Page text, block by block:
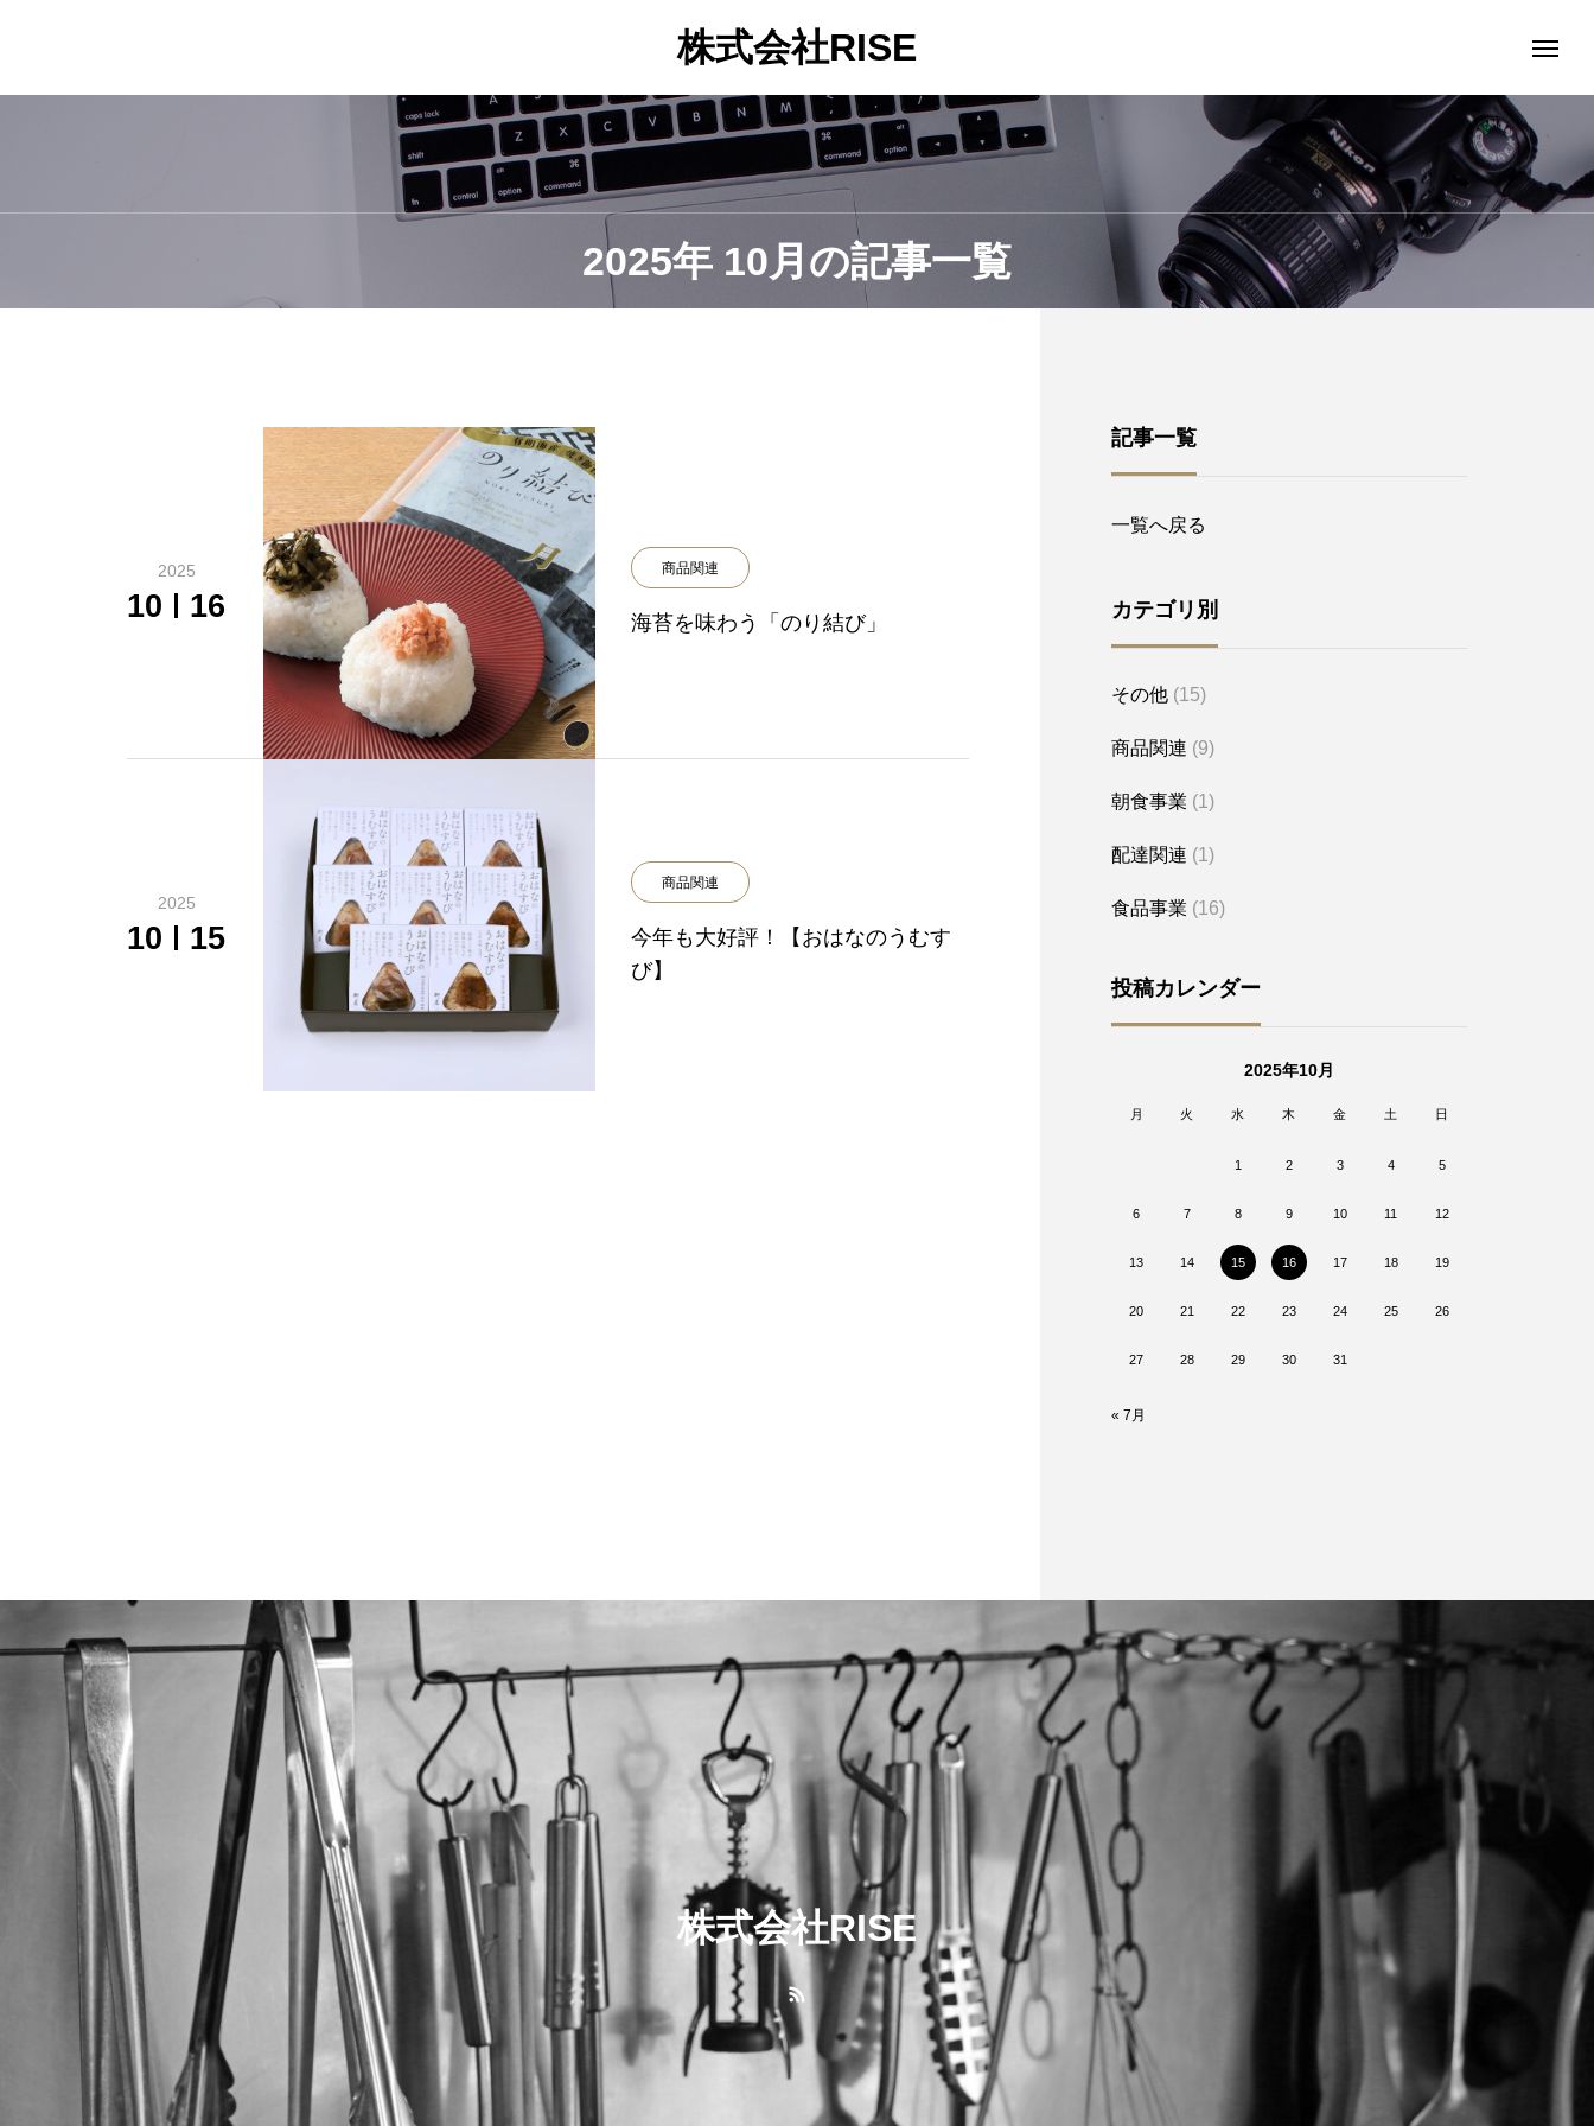
株式会社RISE
2025年 10月の記事一覧
2025
10 16
商品関連
海苔を味わう「のり結び」
2025
10 15
商品関連
今年も大好評！【おはなのうむす
び】
記事一覧
一覧へ戻る
カテゴリ別
その他 (15)
商品関連 (9)
朝食事業 (1)
配達関連 (1)
食品事業 (16)
投稿カレンダー
2025年10月
月 火 水 木 金 土 日
1 2 3 4 5
6 7 8 9 10 11 12
13 14 15 16 17 18 19
20 21 22 23 24 25 26
27 28 29 30 31
« 7月
株式会社RISE